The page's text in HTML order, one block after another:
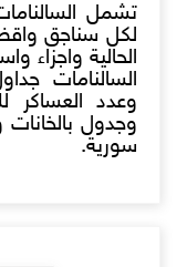
تشمل
لكل سناجق
الحالية واجزاء
السالنامات
وعدد العساكر
وجدول بالخانات
سورية.